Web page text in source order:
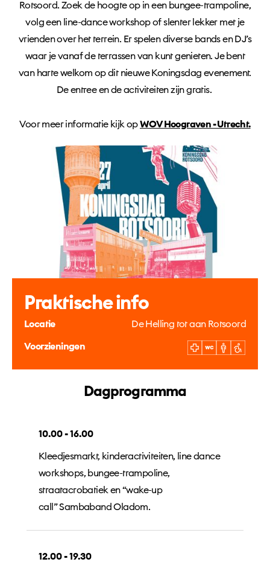
Rotsoord. Zoek de hoogte op in een bungee-trampoline,
volg een line-dance workshop of slenter lekker met je
vrienden over het terrein. Er spelen diverse bands en DJ’s
waar je vanaf de terrassen van kunt genieten. Je bent
van harte welkom op dit nieuwe Koningsdag evenement.
De entree en de activiteiten zijn gratis.
Voor meer informatie kijk opWOV Hoograven - Utrecht.
Praktische info
Locatie De Helling tot aan Rotsoord
Voorzieningen
Dagprogramma
10.00 - 16.00
Kleedjesmarkt, kinderactiviteiten, line dance
workshops, bungee-trampoline,
straatacrobatiek en “wake-up
call” Sambaband Oladom.
12.00 - 19.30